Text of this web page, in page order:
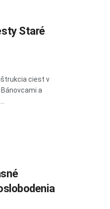
Staré
ciest v
a